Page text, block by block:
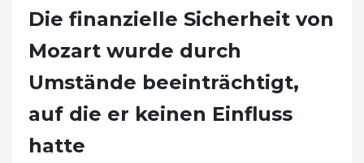
Die finanzielle Sicherheit von
Mozart wurde durch
Umstände beeinträchtigt,
auf die er keinen Einfluss
hatte